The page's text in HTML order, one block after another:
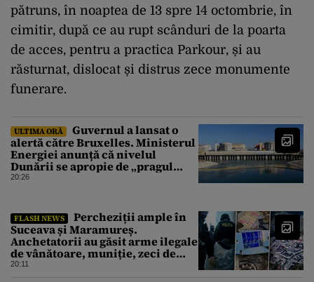
pătruns, în noaptea de 13 spre 14 octombrie, în
cimitir, după ce au rupt scânduri de la poarta
de acces, pentru a practica Parkour, și au
răsturnat, dislocat și distrus zece monumente
funerare.
ULTIMA ORĂ
Guvernul a lansat o
alertă către Bruxelles. Ministerul
Energiei anunță că nivelul
Dunării se apropie de „pragul
critic”, iar centrala de la
20:26
FLASH NEWS
Percheziții ample în
Suceava și Maramureș.
Anchetatorii au găsit arme ilegale
de vânătoare, muniție, zeci de
trofee de vânat și materiale
20:11